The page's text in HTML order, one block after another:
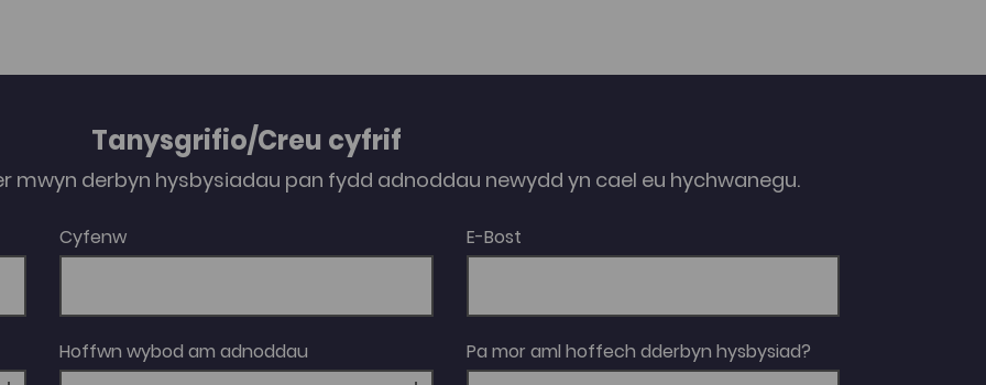
Tanysgrifio/Creu cyfrif
mwyn derbyn hysbysiadau pan fydd adnoddau newydd yn cael eu hychwanegu.
Cyfenw E-Bost
Hoffwn wybod am adnoddau
Pa mor aml hoffech dderbyn hysbysiad?